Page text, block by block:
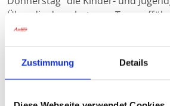
Zustimmung Details
Über die dargebotenen
gestaunt und geklatscht.
Bewohnerinnen und Bewohner.